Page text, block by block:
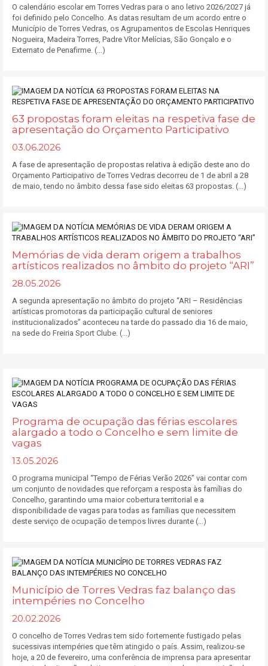
O calendário escolar em Torres Vedras para o ano letivo 2026/2027 já
foi definido pelo Concelho. As datas resultam de um acordo entre o
Município de Torres Vedras, os Agrupamentos de Escolas Henriques
Nogueira, Madeira Torres, Padre Vítor Melícias, São Gonçalo e o
Externato de Penafirme. (...)
63 propostas foram eleitas na respetiva fase de
apresentação do Orçamento Participativo
03.06.2026
A fase de apresentação de propostas relativa à edição deste ano do
Orçamento Participativo de Torres Vedras decorreu de 1 de abril a 28
de maio, tendo no âmbito dessa fase sido eleitas 63 propostas. (...)
Memórias de vida deram origem a trabalhos
artísticos realizados no âmbito do projeto “ARI”
28.05.2026
A segunda apresentação no âmbito do projeto “ARI – Residências
artísticas promotoras da participação cultural de seniores
institucionalizados” aconteceu na tarde do passado dia 16 de maio,
na sede do Freiria Sport Clube. (...)
Programa de ocupação das férias escolares
alargado a todo o Concelho e sem limite de
vagas
13.05.2026
O programa municipal “Tempo de Férias Verão 2026” vai contar com
um conjunto de novidades que reforçam a resposta às famílias do
Concelho, garantindo uma maior cobertura territorial e a
disponibilidade de vagas para todas as famílias que necessitem
deste serviço de ocupação de tempos livres durante (...)
Município de Torres Vedras faz balanço das
intempéries no Concelho
20.02.2026
O concelho de Torres Vedras tem sido fortemente fustigado pelas
sucessivas intempéries que têm atingido o país. Assim, realizou-se
hoje, a 20 de fevereiro, uma conferência de imprensa para apresentar